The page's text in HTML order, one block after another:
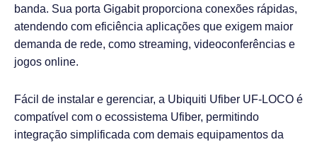
banda. Sua porta Gigabit proporciona conexões rápidas,
atendendo com eficiência aplicações que exigem maior
demanda de rede, como streaming, videoconferências e
jogos online.
Fácil de instalar e gerenciar, a Ubiquiti Ufiber UF-LOCO é
compatível com o ecossistema Ufiber, permitindo
integração simplificada com demais equipamentos da